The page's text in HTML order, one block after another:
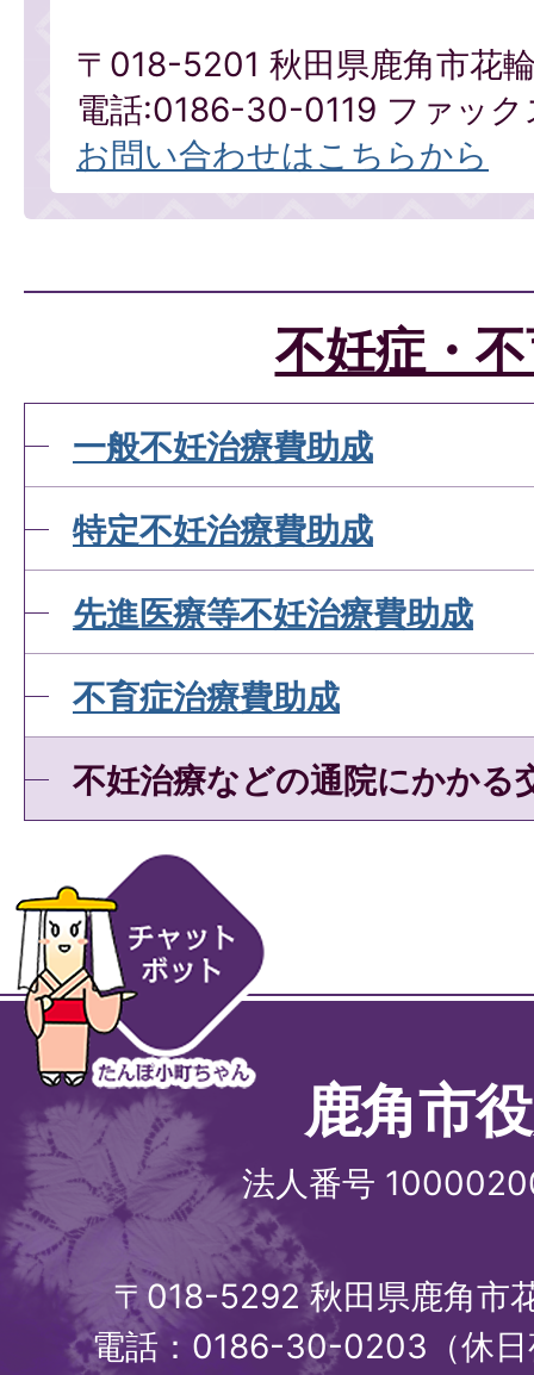
〒018-5201 秋田県鹿角市花
電話:0186-30-0119 ファッ
お問い合わせはこちらから
不妊症・
一般不妊治療費助成
特定不妊治療費助成
先進医療等不妊治療費助成
不育症治療費助成
不妊治療などの通院にかかる
鹿角市
法人番号
〒018-5292 秋田県鹿角市
電話：0186-30-0203（休